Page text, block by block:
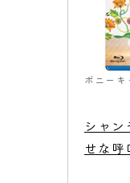
ポニーキ
シャ
せな呼